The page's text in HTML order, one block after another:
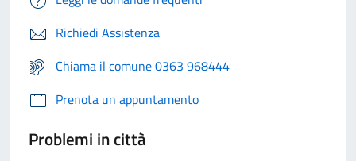
Richiedi Assistenza
Chiama il comune 0363 968444
Prenota un appuntamento
Problemi in città